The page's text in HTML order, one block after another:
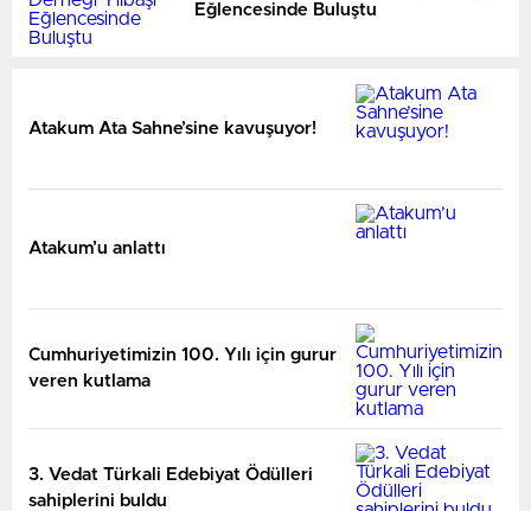
Eğlencesinde Buluştu
Atakum Ata Sahne’sine kavuşuyor!
Atakum’u anlattı
Cumhuriyetimizin 100. Yılı için gurur
veren kutlama
3. Vedat Türkali Edebiyat Ödülleri
sahiplerini buldu